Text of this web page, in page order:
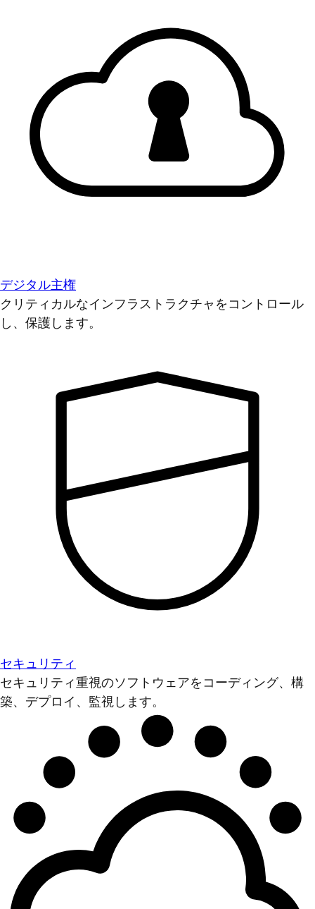
デジタル主権
クリティカルなインフラストラクチャをコントロール
し、保護します。
セキュリティ
セキュリティ重視のソフトウェアをコーディング、構
築、デプロイ、監視します。